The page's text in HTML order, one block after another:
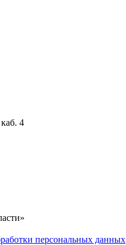
4
персональных данных